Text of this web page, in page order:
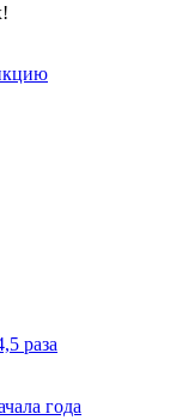
раза
года